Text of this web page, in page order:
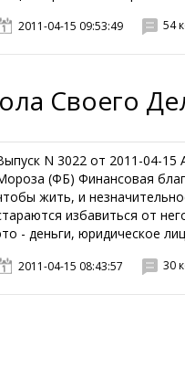
2011-04-15 09:53:49 54
Своего
N 3022 от 2011-04-
(ФБ) Финансовая
жить, и
избавиться от
- деньги, юридическое
2011-04-15 08:43:57 30